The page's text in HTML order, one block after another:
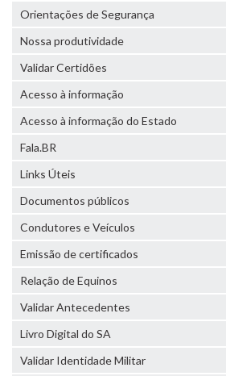
Orientações de Segurança
Nossa produtividade
Validar Certidões
Acesso à informação
Acesso à informação do Estado
Fala.BR
Links Úteis
Documentos públicos
Condutores e Veículos
Emissão de certificados
Relação de Equinos
Validar Antecedentes
Livro Digital do SA
Validar Identidade Militar